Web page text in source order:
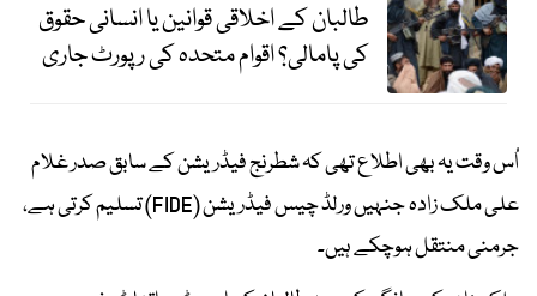
طالبان کے اخلاقی قوانین یا انسانی حقوق
کی پامالی؟ اقوام متحدہ کی رپورٹ جاری
اُس وقت یہ بھی اطلاع تھی کہ شطرنج فیڈریشن کے سابق صدر غلام
علی ملک زادہ جنہیں ورلڈ چیس فیڈریشن (FIDE) تسلیم کرتی ہے،
جرمنی منتقل ہوچکے ہیں۔